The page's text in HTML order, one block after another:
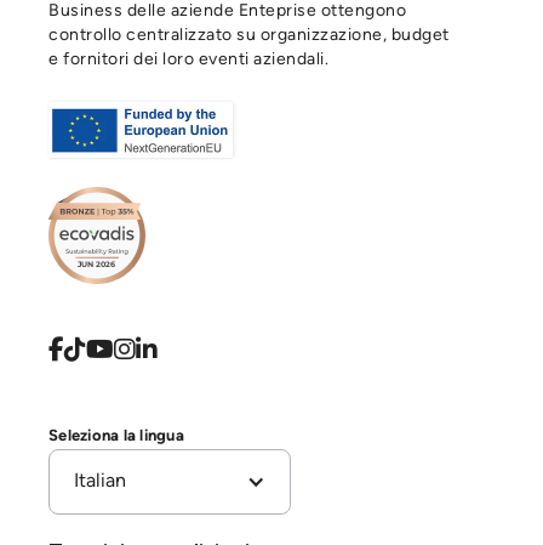
Business delle aziende Enteprise ottengono
controllo centralizzato su organizzazione, budget
e fornitori dei loro eventi aziendali.

Seleziona la lingua
Italian